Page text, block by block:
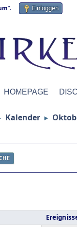
“. Einloggen
HOMEPAGE
Kalender ►